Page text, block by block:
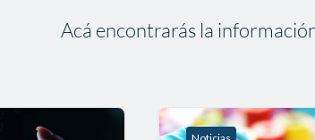
Acá encontrarás la